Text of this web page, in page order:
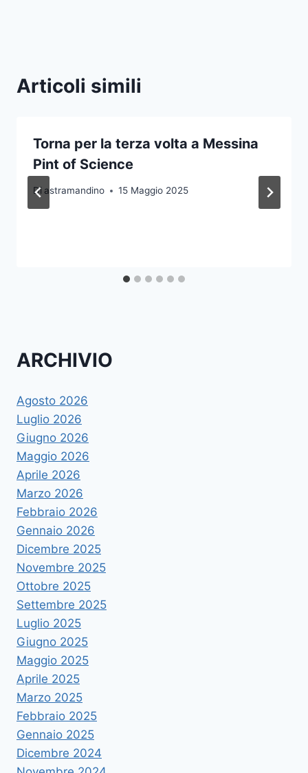
Articoli simili
Torna per la terza volta a Messina
Pint of Science
Di astramandino 15 Maggio 2025
ARCHIVIO
Agosto 2026
Luglio 2026
Giugno 2026
Maggio 2026
Aprile 2026
Marzo 2026
Febbraio 2026
Gennaio 2026
Dicembre 2025
Novembre 2025
Ottobre 2025
Settembre 2025
Luglio 2025
Giugno 2025
Maggio 2025
Aprile 2025
Marzo 2025
Febbraio 2025
Gennaio 2025
Dicembre 2024